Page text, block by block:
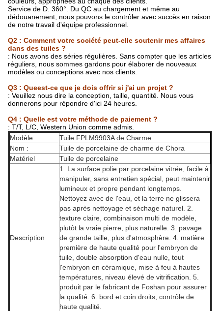
Service de D. 360°. Du QC au chargement et même au
dédouanement, nous pouvons le contrôler avec succès en raison
de notre travail d'équipe professionnel.
Q2 : Comment votre société peut-elle soutenir mes affaires
dans des tuiles ?
: Nous avons des séries régulières. Sans compter que les articles
réguliers, nous sommes gardons pour élaborer de nouveaux
modèles ou conceptions avec nos clients.
Q3 : Queest-ce que je dois offrir si j'ai un projet ?
: Veuillez nous dire la conception, taille, quantité. Nous vous
donnerons pour répondre d'ici 24 heures.
Q4 : Quelle est votre méthode de paiement ?
: T/T, L/C, Western Union comme admis.
Modèle
Tuile FPLM9903A de Charme
Nom :
Tuile de porcelaine de charme de Chora
Matériel
Tuile de porcelaine
Description
1. La surface polie par porcelaine vitrée, facile à
manipuler, sans entretien spécial, peut maintenir
lumineux et propre pendant longtemps.
Nettoyez avec de l'eau, et la terre ne glissera
pas après nettoyage et séchage naturel. 2.
texture claire, combinaison multi de modèle,
plutôt la vraie pierre, plus naturelle. 3. pavage
de grande taille, plus d'atmosphère. 4. matière
première de haute qualité pour l'embryon de
tuile, double absorption d'eau nulle, tout
l'embryon en céramique, mise à feu à hautes
températures, niveau élevé de vitrification. 5.
produit par le fabricant de Foshan pour assurer
la qualité. 6. bord et coin droits, contrôle de
haute qualité.